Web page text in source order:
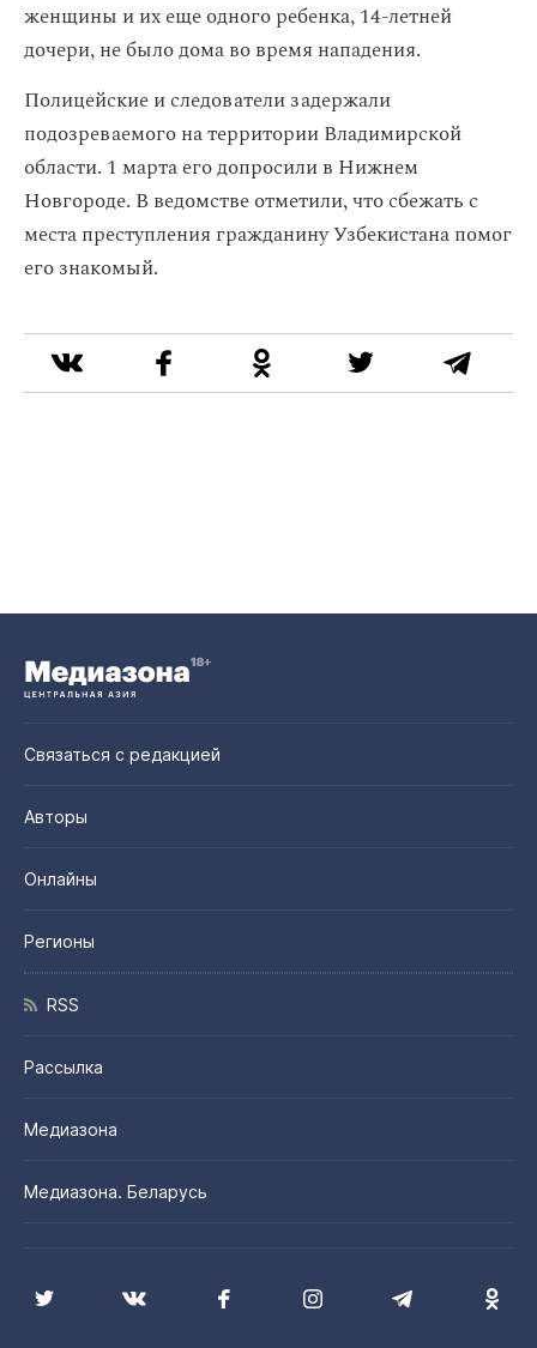
женщины и их еще одного ребенка, 14-летней
дочери, не было дома во время нападения.
Полицейские и следователи задержали
подозреваемого на территории Владимирской
области. 1 марта его допросили в Нижнем
Новгороде. В ведомстве отметили, что сбежать с
места преступления гражданину Узбекистана помог
его знакомый.
Связаться с редакцией
Авторы
Онлайны
Регионы
RSS
Рассылка
Медиазона
Медиазона. Беларусь